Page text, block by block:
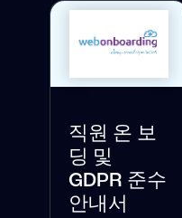
직원 온 보
딩 및
GDPR 준수
안내서